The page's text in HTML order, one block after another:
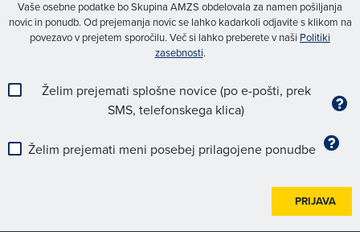
Vaše osebne podatke bo Skupina AMZS obdelovala za namen pošiljanja
novic in ponudb. Od prejemanja novic se lahko kadarkoli odjavite s klikom na
povezavo v prejetem sporočilu. Več si lahko preberete v naši Politiki
zasebnosti.
Želim prejemati splošne novice (po e-pošti, prek
SMS, telefonskega klica)
Želim prejemati meni posebej prilagojene ponudbe
PRIJAVA